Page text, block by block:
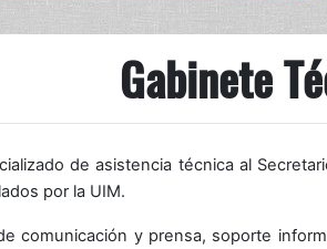
Gabinete
de asistencia técnica al
por la UIM.
comunicación y prensa, soporte